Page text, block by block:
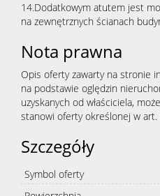
14.Dodatkowym atutem jest
na zewnętrznych ścianach
Nota prawna
Opis oferty zawarty na stronie
na podstawie oględzin
uzyskanych od właściciela,
stanowi oferty określonej w art.
Szczegóły
Symbol oferty